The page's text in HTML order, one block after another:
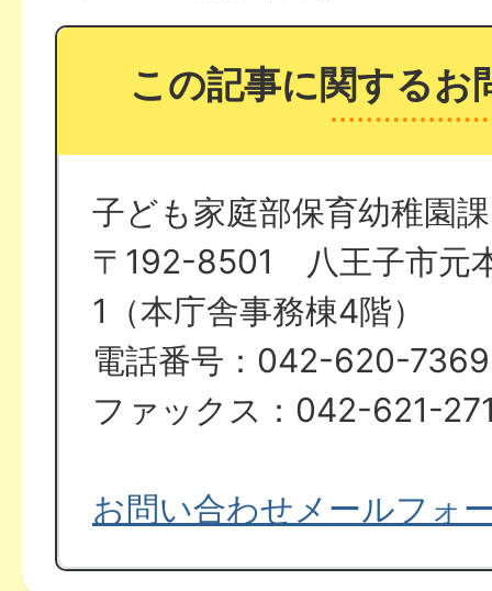
この記事に関するお
子ども家庭部保育幼稚園
〒192-8501 八王子市元
1（本庁舎事務棟4階）
電話番号：042-620-7369
ファックス：042-621-
お問い合わせメールフォ